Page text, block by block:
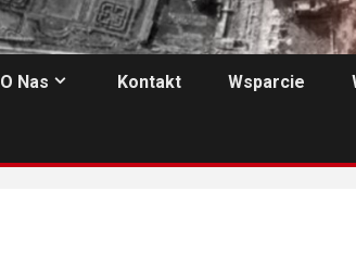
O Nas Kontakt Wsparcie